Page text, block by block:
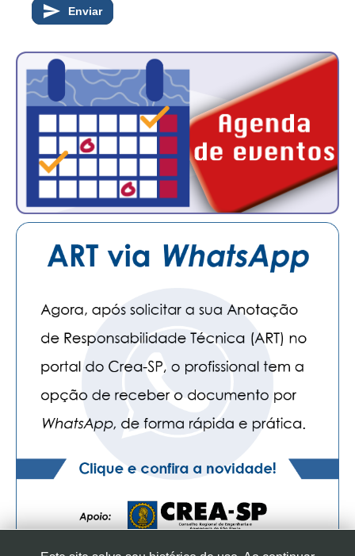
PLATAFORMAS GRATUITAS
APOSENTADORIA
CONVÊNIOS
PLANO DE SAÚDE
SEESPPREV
CONSÓRCIOS
CAMPANHAS SALARIAIS
COMUNICAÇÃO
NOTÍCIAS
CONTEÚDO ESPECIAL
JORNAL DO ENGENHEIRO
AGENDA
SEESP NOTÍCIAS
Enviar